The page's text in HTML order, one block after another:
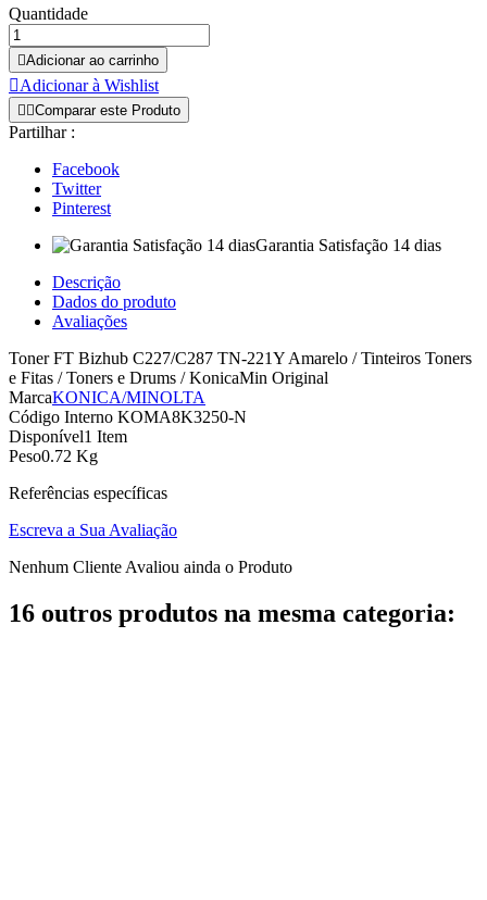
Quantidade
Adicionar ao carrinho
Adicionar à Wishlist
 Comparar este Produto
Partilhar :
Facebook
Twitter
Pinterest
Garantia Satisfação 14 dias
Descrição
Dados do produto
Avaliações
Toner FT Bizhub C227/C287 TN-221Y Amarelo / Tinteiros Toners
e Fitas / Toners e Drums / KonicaMin Original
MarcaKONICA/MINOLTA
Código Interno KOMA8K3250-N
Disponível1 Item
Peso0.72 Kg
Referências específicas
Escreva a Sua Avaliação
Nenhum Cliente Avaliou ainda o Produto
16 outros produtos na mesma categoria: